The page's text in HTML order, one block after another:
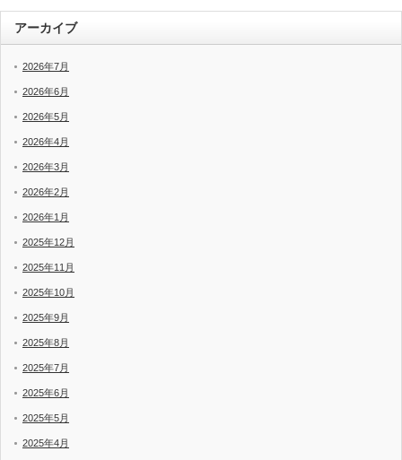
アーカイブ
2026年7月
2026年6月
2026年5月
2026年4月
2026年3月
2026年2月
2026年1月
2025年12月
2025年11月
2025年10月
2025年9月
2025年8月
2025年7月
2025年6月
2025年5月
2025年4月